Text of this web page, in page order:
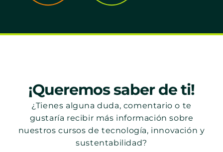
¡Queremos saber de ti!
¿Tienes alguna duda, comentario o te
gustaría recibir más información sobre
nuestros cursos de tecnología, innovación y
sustentabilidad?